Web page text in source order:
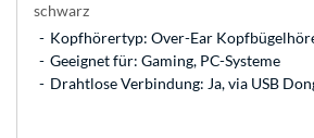
schwarz
Kopfhörertyp: Over-Ear
Geeignet für: Gaming, PC-Systeme
Drahtlose Verbindung: Ja, via USB